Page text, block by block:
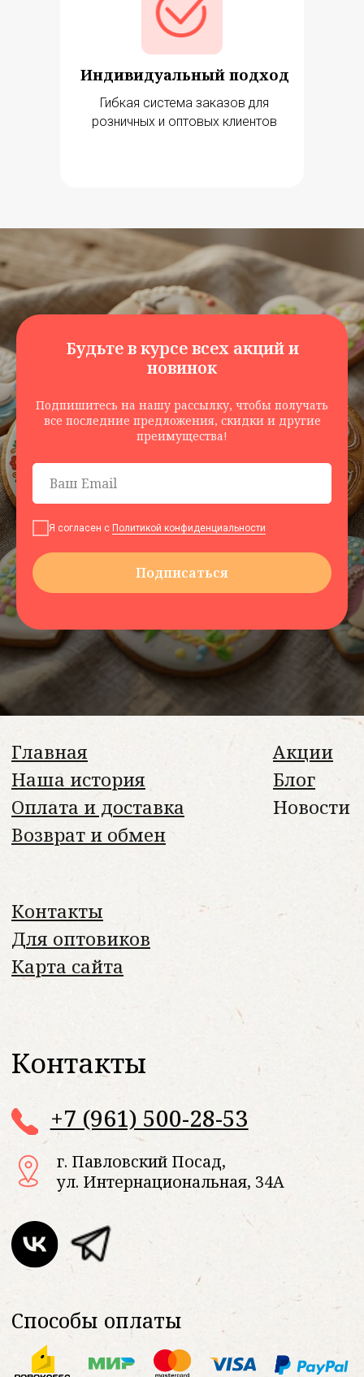
Гибкая система заказов для
розничных и оптовых клиентов
Индивидуальный подход
Будьте в курсе всех акций и
новинок
Подпишитесь на нашу рассылку, чтобы получать
все последние предложения, скидки и другие
преимущества!
Я согласен с Политикой конфиденциальности
Подписаться
Акции
Блог
Для оптовиков
Карта сайта
Наша история
+7 (961) 500-28-53
Способы оплаты
Контакты
ул. Интернациональная, 34А
Политика конфиденциальности
Договор оферты
Пользовательское соглашение
© 2023 — 2026 ИП Козубова Наталья Юрьевна
ИНН 233701931939, ОГРНИП 322508100503572